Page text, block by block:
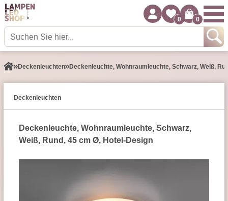
0 0
Decken­leuchten Deckenleuchte, Wohnraumleuchte, Schwarz, Weiß,
Decken­leuchten
Deckenleuchte, Wohnraumleuchte, Schwarz,
Weiß, Rund, 45 cm Ø, Hotel-Design